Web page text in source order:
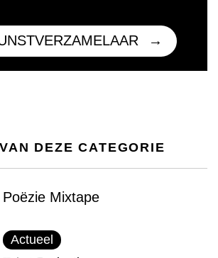
DEZE CATEGORIE
Poëzie Mixtape
Actueel